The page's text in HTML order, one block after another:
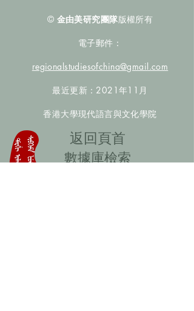
© 金由美研究團隊版權所有
電子郵件：
regionalstudiesofchina@gmail.com
最近更新：2021年11月
香港大學現代語言與文化學院
​返回頁首
數據庫檢索